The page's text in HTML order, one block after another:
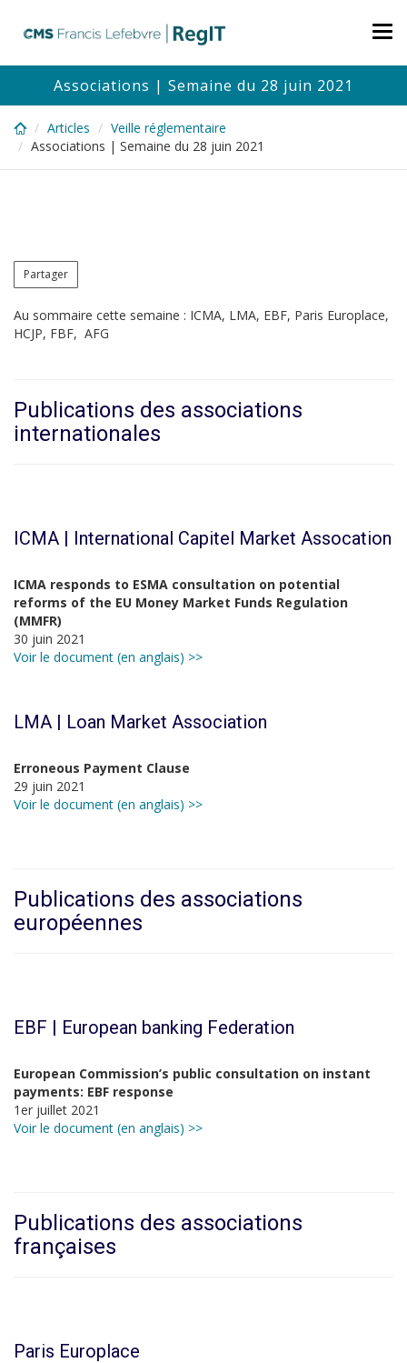
content
Associations | Semaine du 28 juin 2021
Articles
Veille réglementaire
Associations | Semaine du 28 juin 2021
Partager
Au sommaire cette semaine : ICMA, LMA, EBF, Paris Europlace,
HCJP, FBF, AFG
Publications des associations
internationales
ICMA | International Capitel Market Assocation
ICMA responds to ESMA consultation on potential
reforms of the EU Money Market Funds Regulation
(MMFR)
30 juin 2021
Voir le document (en anglais) >>
LMA | Loan Market Association
Erroneous Payment Clause
29 juin 2021
Voir le document (en anglais) >>
Publications des associations
européennes
EBF | European banking Federation
European Commission’s public consultation on instant
payments: EBF response
1er juillet 2021
Voir le document (en anglais) >>
Publications des associations
françaises
Paris Europlace